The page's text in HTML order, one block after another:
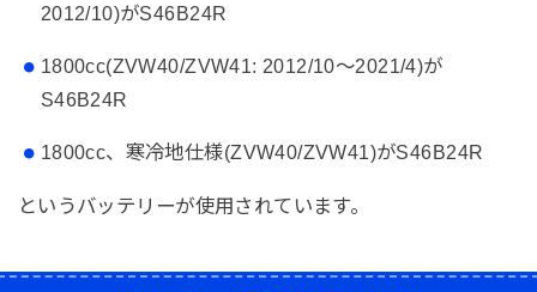
2012/10)がS46B24R
1800cc(ZVW40/ZVW41: 2012/10～2021/4)が
S46B24R
1800cc、寒冷地仕様(ZVW40/ZVW41)がS46B24R
というバッテリーが使用されています。